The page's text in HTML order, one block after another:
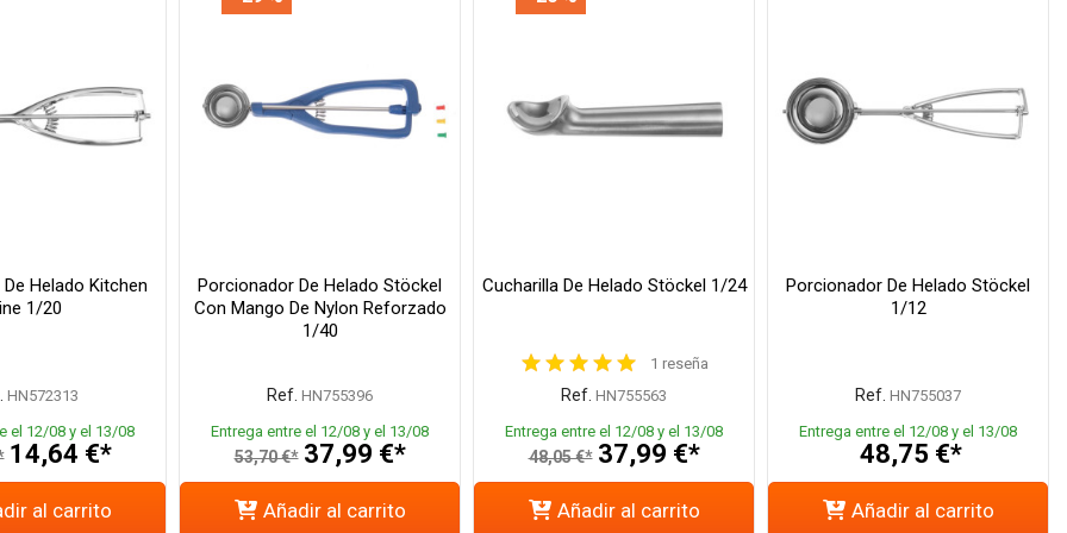
Helado Kitchen
1/20
HN572313
el 12/08 y el 13/08
14,64 €*
al carrito
Porcionador De Helado Stöckel
Con Mango De Nylon Reforzado
1/40
Ref. HN755396
Entrega entre el 12/08 y el 13/08
53,70 €* 37,99 €*
Añadir al carrito
Cucharilla De Helado Stöckel 1/24
1 reseña
Ref. HN755563
Entrega entre el 12/08 y el 13/08
48,05 €* 37,99 €*
Añadir al carrito
Porcionador De Helado Stöckel
1/12
Ref. HN755037
Entrega entre el 12/08 y el 13/08
48,75 €*
Añadir al carrito